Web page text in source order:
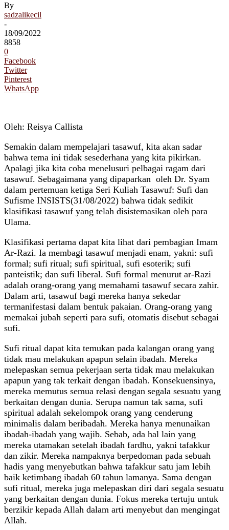
By
sadzalikecil
-
18/09/2022
8858
0
Facebook
Twitter
Pinterest
WhatsApp
Oleh: Reisya Callista
Semakin dalam mempelajari tasawuf, kita akan sadar
bahwa tema ini tidak sesederhana yang kita pikirkan.
Apalagi jika kita coba menelusuri pelbagai ragam dari
tasawuf. Sebagaimana yang dipaparkan oleh Dr. Syam
dalam pertemuan ketiga Seri Kuliah Tasawuf: Sufi dan
Sufisme INSISTS(31/08/2022) bahwa tidak sedikit
klasifikasi tasawuf yang telah disistemasikan oleh para
Ulama.
Klasifikasi pertama dapat kita lihat dari pembagian Imam
Ar-Razi. Ia membagi tasawuf menjadi enam, yakni: sufi
formal; sufi ritual; sufi spiritual, sufi esoterik; sufi
panteistik; dan sufi liberal. Sufi formal menurut ar-Razi
adalah orang-orang yang memahami tasawuf secara zahir.
Dalam arti, tasawuf bagi mereka hanya sekedar
termanifestasi dalam bentuk pakaian. Orang-orang yang
memakai jubah seperti para sufi, otomatis disebut sebagai
sufi.
Sufi ritual dapat kita temukan pada kalangan orang yang
tidak mau melakukan apapun selain ibadah. Mereka
melepaskan semua pekerjaan serta tidak mau melakukan
apapun yang tak terkait dengan ibadah. Konsekuensinya,
mereka memutus semua relasi dengan segala sesuatu yang
berkaitan dengan dunia. Serupa namun tak sama, sufi
spiritual adalah sekelompok orang yang cenderung
minimalis dalam beribadah. Mereka hanya menunaikan
ibadah-ibadah yang wajib. Sebab, ada hal lain yang
mereka utamakan setelah ibadah fardhu, yakni tafakkur
dan zikir. Mereka nampaknya berpedoman pada sebuah
hadis yang menyebutkan bahwa tafakkur satu jam lebih
baik ketimbang ibadah 60 tahun lamanya. Sama dengan
sufi ritual, mereka juga melepaskan diri dari segala sesuatu
yang berkaitan dengan dunia. Fokus mereka tertuju untuk
berzikir kepada Allah dalam arti menyebut dan mengingat
Allah.